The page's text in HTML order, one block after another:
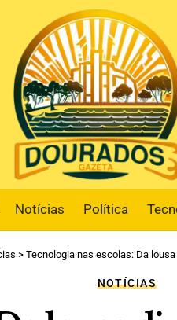
Notícias Política
> Tecnologia nas escolas: Da
NOTÍCIAS